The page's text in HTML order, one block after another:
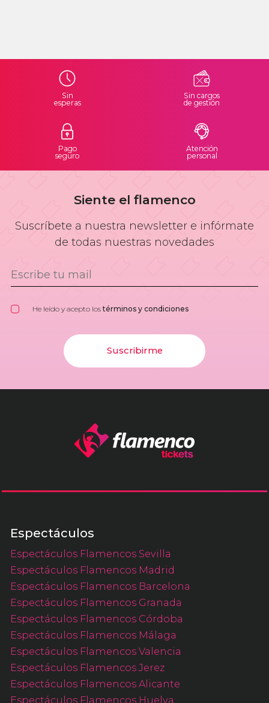
Sin
esperas
Sin cargos
de gestión
Pago
seguro
Atención
personal
Siente el flamenco
Suscríbete a nuestra newsletter e infórmate
de todas nuestras novedades
He leído y acepto lostérminos y condiciones
Suscribirme
Espectáculos
Espectáculos Flamencos Sevilla
Espectáculos Flamencos Madrid
Espectáculos Flamencos Barcelona
Espectáculos Flamencos Granada
Espectáculos Flamencos Córdoba
Espectáculos Flamencos Málaga
Espectáculos Flamencos Valencia
Espectáculos Flamencos Jerez
Espectáculos Flamencos Alicante
Espectáculos Flamencos Huelva